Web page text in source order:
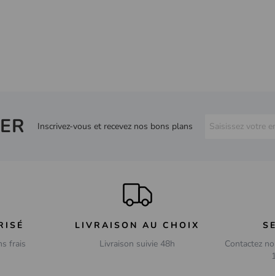
Inscrivez-vous et recevez nos bons plans
frais
LIVRAISON AU CHOIX
Livraison suivie 48h
Contactez